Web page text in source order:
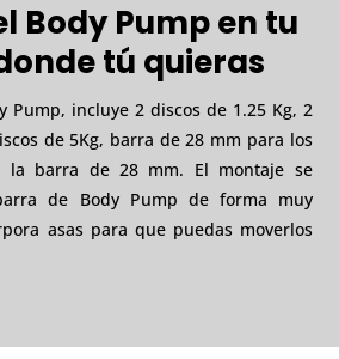
Body Pump en tu
tú quieras
Pump, incluye 2 discos de 1.25 Kg, 2
de 5Kg, barra de 28 mm para los
la barra de 28 mm. El montaje se
de Body Pump de forma muy
asas para que puedas moverlos